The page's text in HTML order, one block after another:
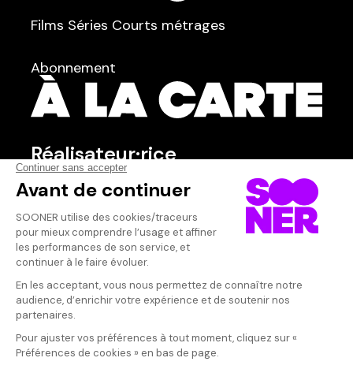
Films Séries Courts métrages
Abonnement
Réalisateur·rice
Qui sommes-nous ?
Dispo dans l'abonnement